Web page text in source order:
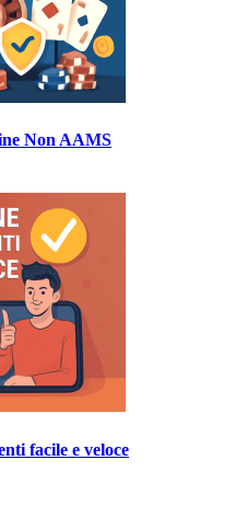
Non AAMS
facile e veloce